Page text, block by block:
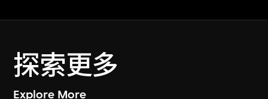
探索更多
Explore More